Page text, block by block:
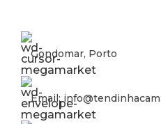
Gondomar, Porto
Email: